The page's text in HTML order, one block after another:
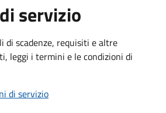
servizio
di scadenze, requisiti e altre
leggi i termini e le condizioni di
di servizio